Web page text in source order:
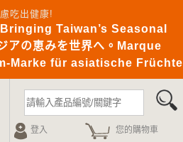
慮吃出健康!
Taiwan’s Seasonal
アの恵みを世界へ。Marque
Marke für asiatische Früchte
您的購物車
登入